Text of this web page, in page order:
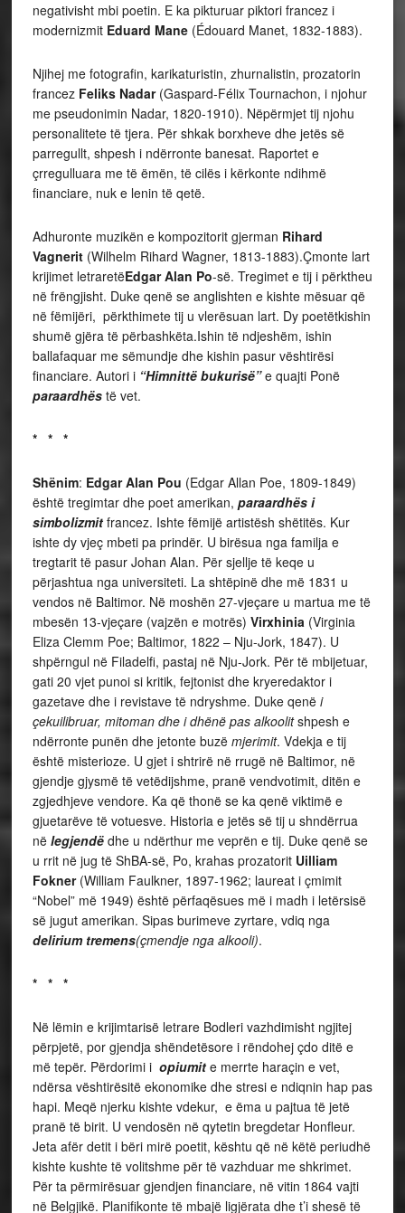
negativisht mbi poetin. E ka pikturuar piktori francez i
modernizmit Eduard Mane (Édouard Manet, 1832-1883).
Njihej me fotografin, karikaturistin, zhurnalistin, prozatorin
francez Feliks Nadar(Gaspard-Félix Tournachon, i njohur
me pseudonimin Nadar, 1820-1910). Nëpërmjet tij njohu
personalitete të tjera. Për shkak borxheve dhe jetës së
parregullt, shpesh i ndërronte banesat. Raportet e
çrregulluara me të ëmën, të cilës i kërkonte ndihmë
financiare, nuk e lenin të qetë.
Adhuronte muzikën e kompozitorit gjerman Rihard
Vagnerit (Wilhelm Rihard Wagner, 1813-1883).Çmonte lart
krijimet letraretëEdgar Alan Po-së. Tregimet e tij i përktheu
në frëngjisht. Duke qenë se anglishten e kishte mësuar që
në fëmijëri, përkthimete tij u vlerësuan lart. Dy poetëtkishin
shumë gjëra të përbashkëta.Ishin të ndjeshëm, ishin
ballafaquar me sëmundje dhe kishin pasur vështirësi
financiare. Autori i “Himnittë bukurisë”e quajti Ponë
paraardhës të vet.
* * *
Shënim: Edgar Alan Pou (Edgar Allan Poe, 1809-1849)
është tregimtar dhe poet amerikan, paraardhës i
simbolizmit francez. Ishte fëmijë artistësh shëtitës. Kur
ishte dy vjeç mbeti pa prindër. U birësua nga familja e
tregtarit të pasur Johan Alan. Për sjellje të keqe u
përjashtua nga universiteti. La shtëpinë dhe më 1831 u
vendos në Baltimor. Në moshën 27-vjeçare u martua me të
mbesën 13-vjeçare (vajzën e motrës) Virxhinia(Virginia
Eliza Clemm Poe; Baltimor, 1822 – Nju-Jork, 1847). U
shpërngul në Filadelfi, pastaj në Nju-Jork. Për të mbijetuar,
gati 20 vjet punoi si kritik, fejtonist dhe kryeredaktor i
gazetave dhe i revistave të ndryshme. Duke qenë i
çekuilibruar, mitoman dhe i dhënë pas alkoolitshpesh e
ndërronte punën dhe jetonte buzë mjerimit. Vdekja e tij
është misterioze. U gjet i shtrirë në rrugë në Baltimor, në
gjendje gjysmë të vetëdijshme, pranë vendvotimit, ditën e
zgjedhjeve vendore. Ka që thonë se ka qenë viktimë e
gjuetarëve të votuesve. Historia e jetës së tij u shndërrua
në legjendëdhe u ndërthur me veprën e tij. Duke qenë se
u rrit në jug të ShBA-së, Po, krahas prozatorit Uilliam
Fokner(William Faulkner, 1897-1962; laureat i çmimit
“Nobel” më 1949) është përfaqësues më i madh i letërsisë
së jugut amerikan. Sipas burimeve zyrtare, vdiq nga
delirium tremens(çmendje nga alkooli).
* * *
Në lëmin e krijimtarisë letrare Bodleri vazhdimisht ngjitej
përpjetë, por gjendja shëndetësore i rëndohej çdo ditë e
më tepër. Përdorimi i opiumite merrte haraçin e vet,
ndërsa vështirësitë ekonomike dhe stresi e ndiqnin hap pas
hapi. Meqë njerku kishte vdekur, e ëma u pajtua të jetë
pranë të birit. U vendosën në qytetin bregdetar Honfleur.
Jeta afër detit i bëri mirë poetit, kështu që në këtë periudhë
kishte kushte të volitshme për të vazhduar me shkrimet.
Për ta përmirësuar gjendjen financiare, në vitin 1864 vajti
në Belgjikë. Planifikonte të mbajë ligjërata dhe t’i shesë të